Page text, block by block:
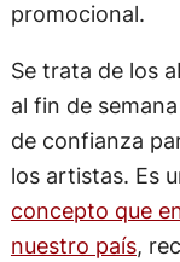
promocional.
Se trata de los
al fin de
de confianza
los artistas. Es
concepto que
nuestro país,